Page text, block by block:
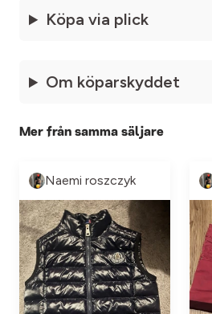
Köpa via plick
Om köparskyddet
Mer från samma säljare
Naemi roszczyk